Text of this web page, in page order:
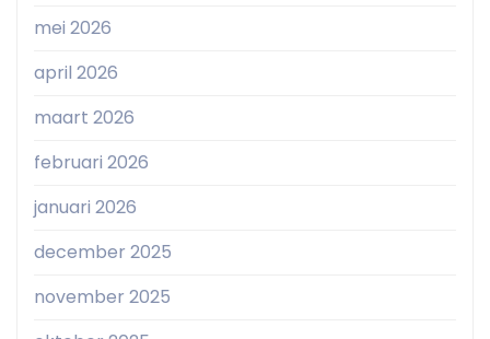
mei 2026
april 2026
maart 2026
februari 2026
januari 2026
december 2025
november 2025